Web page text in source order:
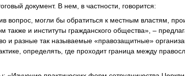
документ. В нем, в частности, говорится:
вопрос, могли бы обратиться к местным властям,
и институты гражданского общества», –
и разные так называемые «правозащитные»
определять, где проходит граница между